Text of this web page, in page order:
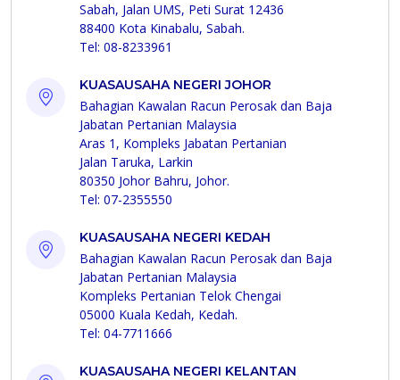
Sabah, Jalan UMS, Peti Surat 12436
88400 Kota Kinabalu, Sabah.
Tel: 08-8233961
KUASAUSAHA NEGERI JOHOR
Bahagian Kawalan Racun Perosak dan Baja
Jabatan Pertanian Malaysia
Aras 1, Kompleks Jabatan Pertanian
Jalan Taruka, Larkin
80350 Johor Bahru, Johor.
Tel: 07-2355550
KUASAUSAHA NEGERI KEDAH
Bahagian Kawalan Racun Perosak dan Baja
Jabatan Pertanian Malaysia
Kompleks Pertanian Telok Chengai
05000 Kuala Kedah, Kedah.
Tel: 04-7711666
KUASAUSAHA NEGERI KELANTAN